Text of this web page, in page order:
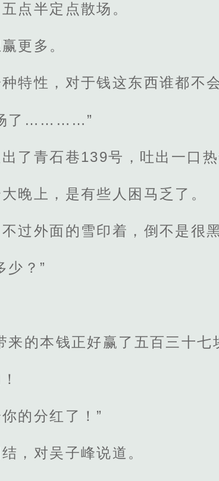
点半定点散场。
更多。
特性，对于钱这东西谁都不会
了…………”
了青石巷139号，吐出一口热
晚上，是有些人困马乏了。
过外面的雪印着，倒不是很黑
少？”
来的本钱正好赢了五百三十七
的分红了！”
，对吴子峰说道。